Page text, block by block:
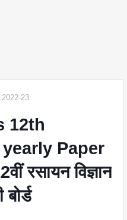
23
12th
Paper
रसायन विज्ञान
बोर्ड